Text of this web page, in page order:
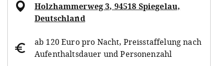
Holzhammerweg 3, 94518 Spiegelau,
Deutschland
ab 120 Euro pro Nacht, Preisstaffelung nach
Aufenthaltsdauer und Personenzahl